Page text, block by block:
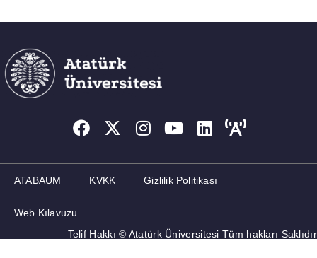
ATABAUM KVKK Gizlilik Politikası
Web Kılavuzu
Telif Hakkı © Atatürk Üniversitesi Tüm hakları Saklıdır